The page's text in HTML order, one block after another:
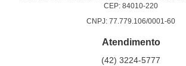
CEP: 84010-220
CNPJ: 77.779.106/0001-60
Atendimento
(42) 3224-5777